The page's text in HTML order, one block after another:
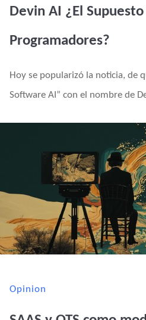
Devin AI ¿El
Programadores?
Hoy se popularizó la noticia, de
Software AI” con el nombre de
Opinion